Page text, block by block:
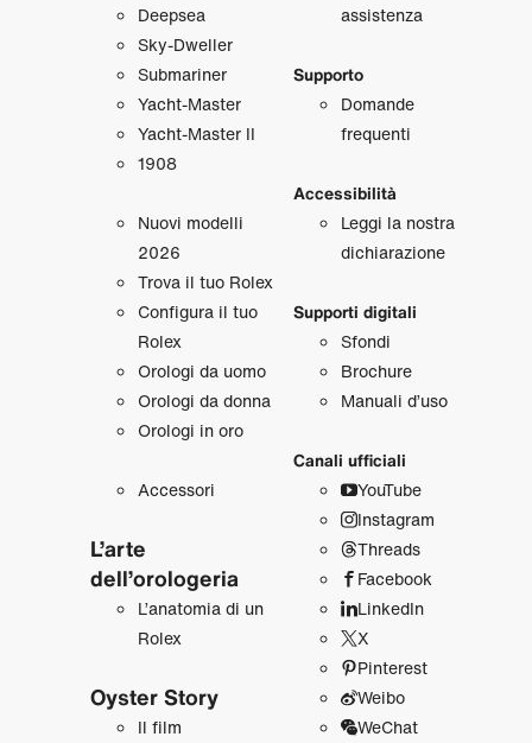
Deepsea
Sky‑Dweller
Submariner
Yacht‑Master
Yacht‑Master II
1908
Nuovi modelli
2026
Trova il tuo Rolex
Configura il tuo
Rolex
Orologi da uomo
Orologi da donna
Orologi in oro
Accessori
L’arte
dell’orologeria
L’anatomia di un
Rolex
Oyster Story
Il film
assistenza
Supporto
Domande
frequenti
Accessibilità
Leggi la nostra
dichiarazione
Supporti digitali
Sfondi
Brochure
Manuali d’uso
Canali ufficiali
YouTube
Instagram
Threads
Facebook
LinkedIn
X
Pinterest
Weibo
WeChat